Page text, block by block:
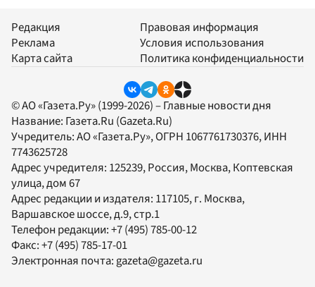
Редакция
Реклама
Карта сайта
Правовая информация
Условия использования
Политика конфиденциальности
© АО «Газета.Ру» (1999-2026) – Главные новости дня
Название: Газета.Ru (Gazeta.Ru)
Учредитель:АО «Газета.Ру», ОГРН 1067761730376, ИНН
7743625728
Адрес учредителя: 125239, Россия, Москва, Коптевская
улица, дом 67
Адрес редакции и издателя: 117105, г. Москва,
Варшавское шоссе, д.9, стр.1
Телефон редакции:+7 (495) 785-00-12
Факс:+7 (495) 785-17-01
Электронная почта: gazeta@gazeta.ru